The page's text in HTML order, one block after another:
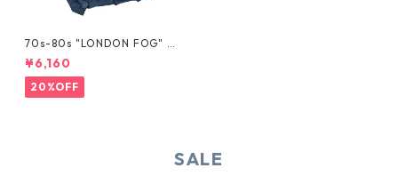
70s-80s "LONDON FOG" D
RIZZLER JACKET
¥6,160
20%OFF
SALE